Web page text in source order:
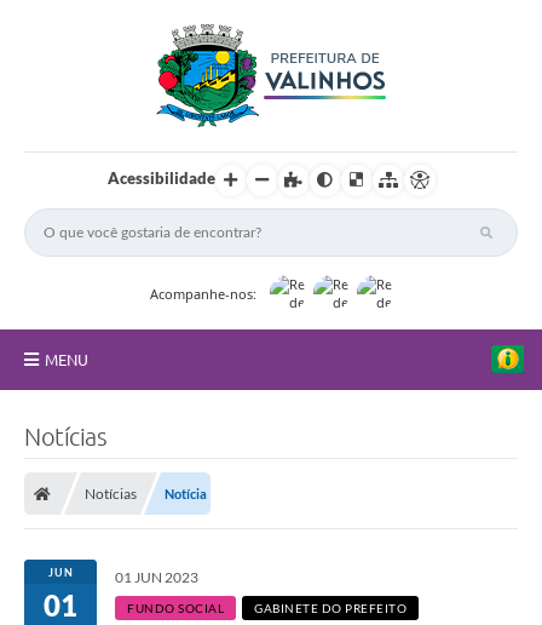
Acessibilidade
Acompanhe-nos:
MENU
Secretarias
Atos Oficiais
Notícias
Notícias Notícia
JUN
01
01 JUN 2023
FUNDO SOCIAL GABINETE DO PREFEITO